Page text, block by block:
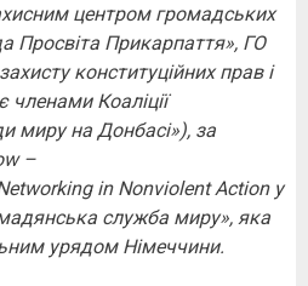
центром громадських
Просвіта Прикарпаття», ГО
конституційних прав і
членами Коаліції
миру на Донбасі»), за
–
in Nonviolent Actionу
служба миру», яка
урядом Німеччини.